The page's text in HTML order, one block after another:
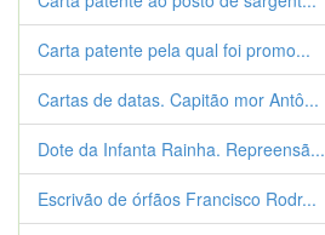
Carta patente pela qual foi promo...
Cartas de datas. Capitão mor Antô...
Dote da Infanta Rainha. Repreensã...
Escrivão de órfãos Francisco Rodr...